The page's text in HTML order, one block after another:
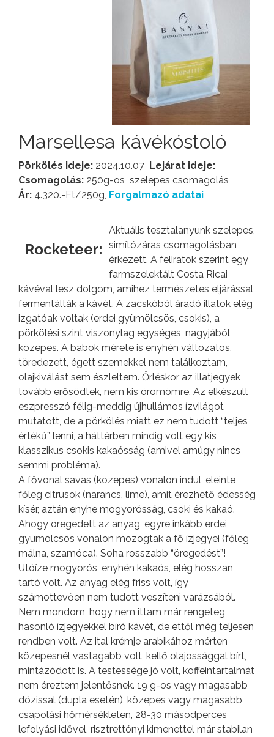
Marsellesa kávékóstoló
Pörkölés ideje: 2024.10.07 Lejárat ideje:
Csomagolás: 250g-os szelepes csomagolás
Ár: 4.320.-Ft/250g, Forgalmazó adatai
Rocketeer:
Aktuális tesztalanyunk szelepes,
simítózáras csomagolásban
érkezett. A feliratok szerint egy
farmszelektált Costa Ricai
kávéval lesz dolgom, amihez természetes eljárással
fermentálták a kávét. A zacskóból áradó illatok elég
izgatóak voltak (erdei gyümölcsös, csokis), a
pörkölési szint viszonylag egységes, nagyjából
közepes. A babok mérete is enyhén változatos,
töredezett, égett szemekkel nem találkoztam,
olajkiválást sem észleltem. Őrléskor az illatjegyek
tovább erősödtek, nem kis örömömre. Az elkészült
eszpresszó félig-meddig újhullámos ízvilágot
mutatott, de a pörkölés miatt ez nem tudott “teljes
értékű” lenni, a háttérben mindig volt egy kis
klasszikus csokis kakaósság (amivel amúgy nincs
semmi probléma).
A fővonal savas (közepes) vonalon indul, eleinte
főleg citrusok (narancs, lime), amit érezhető édesség
kísér, aztán enyhe mogyorósság, csoki és kakaó.
Ahogy öregedett az anyag, egyre inkább erdei
gyümölcsös vonalon mozogtak a fő ízjegyei (főleg
málna, szamóca). Soha rosszabb “öregedést”!
Utóíze mogyorós, enyhén kakaós, elég hosszan
tartó volt. Az anyag elég friss volt, így
számottevően nem tudott veszíteni varázsából.
Nem mondom, hogy nem ittam már rengeteg
hasonló ízjegyekkel bíró kávét, de ettől még teljesen
rendben volt. Az ital krémje arabikához mérten
közepesnél vastagabb volt, kellő olajossággal bírt,
mintázódott is. A testessége jó volt, koffeintartalmát
nem éreztem jelentősnek. 19 g-os vagy magasabb
dózissal (dupla esetén), közepes vagy magasabb
csapolási hőmérsékleten, 28-30 másodperces
lefolyási idővel, risztrettónyi kimenettel már stabilan